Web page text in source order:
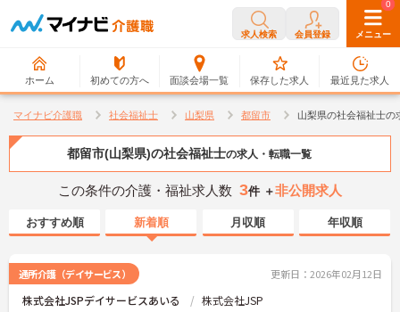
求人検索 会員登録 メニュー
ホーム 初めての方へ 面談会場一覧
0
保存した求人
0
最近見た求人
マイナビ介護職 社会福祉士 山梨県 都留市 山梨県の社会福祉士の
都留市(山梨県)の社会福祉士の求人・転職一覧
この条件の介護・福祉求人数 3件 ＋非公開求人
おすすめ順 新着順 月収順 年収順
通所介護（デイサービス） 更新日：2026年02月12日
株式会社JSPデイサービスあいる 株式会社JSP